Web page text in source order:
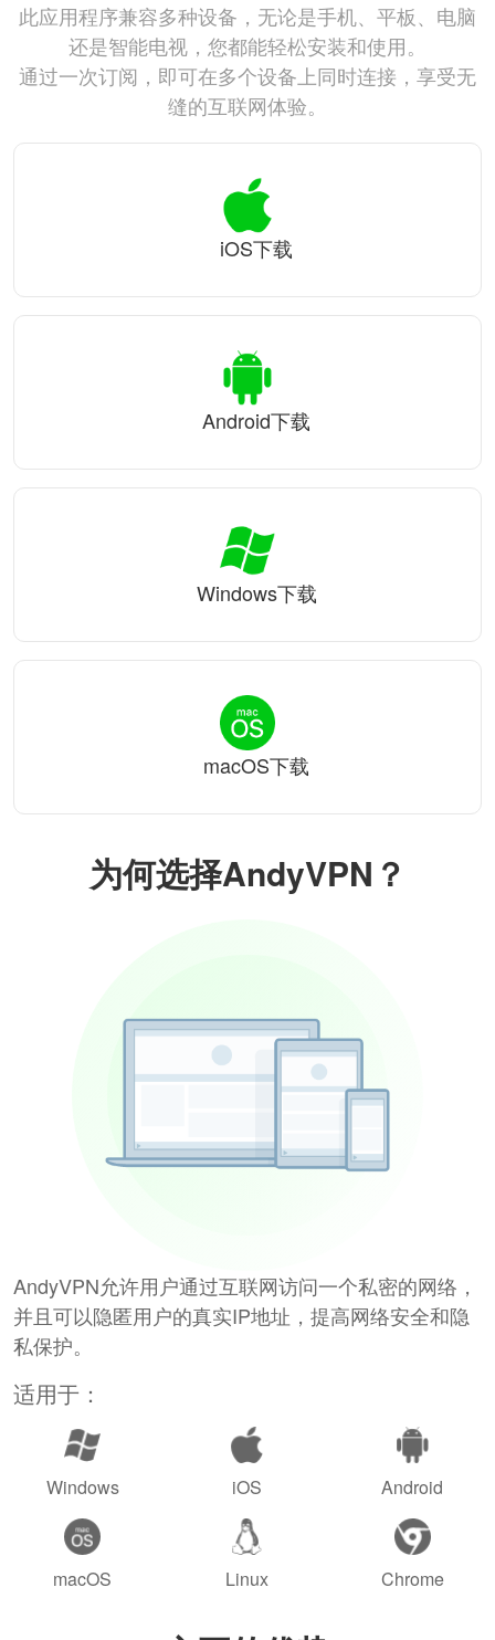
为何选择AndyVPN？
AndyVPN允许用户通过互联网访问一个私密的网络，
并且可以隐匿用户的真实IP地址，提高网络安全和隐
私保护。
适用于：
Windows iOS Android
macOS Linux Chrome
此应用程序兼容多种设备，无论是手机、平板、电脑
还是智能电视，您都能轻松安装和使用。
通过一次订阅，即可在多个设备上同时连接，享受无
缝的互联网体验。
iOS下载
Android下载
Windows下载
macOS下载